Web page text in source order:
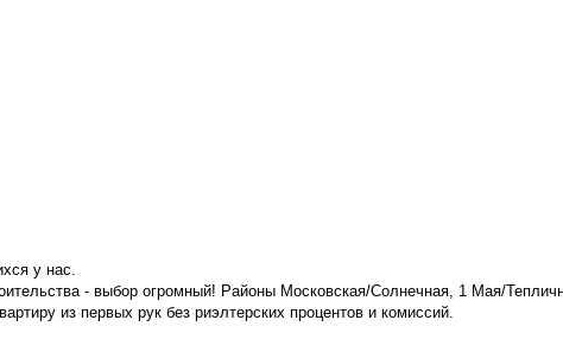
у нас.
- выбор огромный! Районы Московская/Солнечная, 1 Мая/
из первых рук без риэлтерских процентов и комиссий.